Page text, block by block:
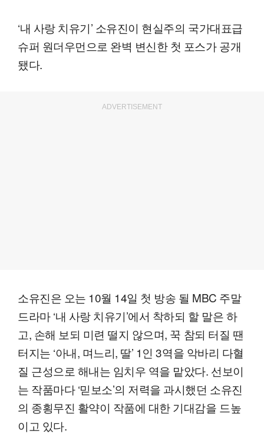
‘내 사랑 치유기’ 소유진이 현실주의 국가대표급
슈퍼 원더우먼으로 완벽 변신한 첫 포스가 공개
됐다.
ADVERTISEMENT
소유진은 오는 10월 14일 첫 방송 될 MBC 주말
드라마 ‘내 사랑 치유기’에서 착하되 할 말은 하
고, 손해 보되 미련 떨지 않으며, 꾹 참되 터질 땐
터지는 ‘아내, 며느리, 딸’ 1인 3역을 악바리 다혈
질 근성으로 해내는 임치우 역을 맡았다. 선보이
는 작품마다 ‘믿보소’의 저력을 과시했던 소유진
의 종횡무진 활약이 작품에 대한 기대감을 드높
이고 있다.